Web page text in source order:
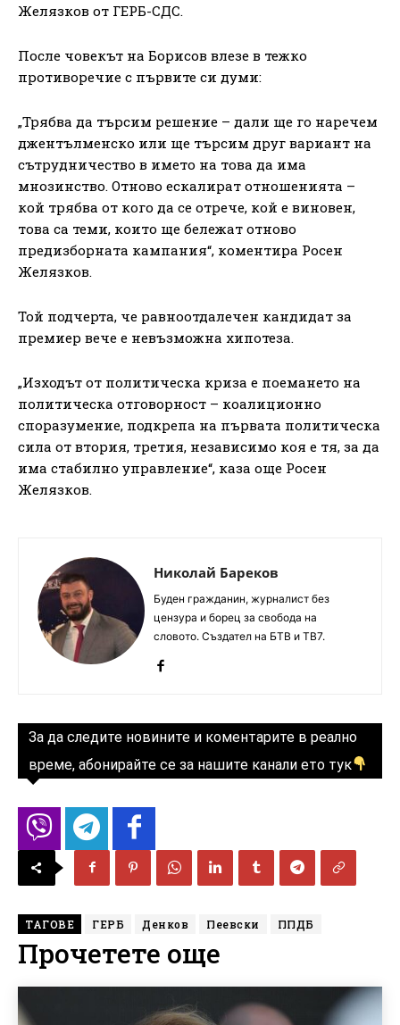
Желязков от ГЕРБ-СДС.
После човекът на Борисов влезе в тежко
противоречие с първите си думи:
„Трябва да търсим решение – дали ще го наречем
джентълменско или ще търсим друг вариант на
сътрудничество в името на това да има
мнозинство. Отново ескалират отношенията –
кой трябва от кого да се отрече, кой е виновен,
това са теми, които ще бележат отново
предизборната кампания“, коментира Росен
Желязков.
Той подчерта, че равноотдалечен кандидат за
премиер вече е невъзможна хипотеза.
„Изходът от политическа криза е поемането на
политическа отговорност – коалиционно
споразумение, подкрепа на първата политическа
сила от втория, третия, независимо коя е тя, за да
има стабилно управление“, каза още Росен
Желязков.
Николай Бареков
Буден гражданин, журналист без
цензура и борец за свобода на
словото. Създател на БТВ и ТВ7.
За да следите новините и коментарите в реално
време, абонирайте се за нашите канали ето тук
ТАГОВЕ ГЕРБ Денков Пеевски ППДБ
Прочетете още